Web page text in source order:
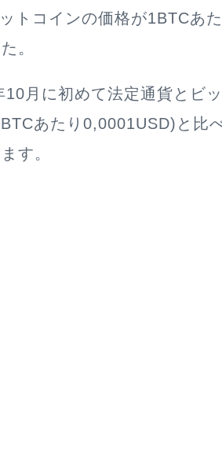
トコインの価格が1BTCあ
。
10月に初めて法定通貨とビ
あたり0,0001USD)と比
す。